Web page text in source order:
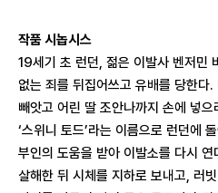
작품 시놉시스
19세기 초 런던, 젊은 이발사 벤저민
없는 죄를 뒤집어쓰고 유배를 당한다
빼앗고 어린 딸 조안나까지 손에 넣
‘스위니 토드’라는 이름으로 런던에
부인의 도움을 받아 이발소를 다시
살해한 뒤 시체를 지하로 보내고, 러